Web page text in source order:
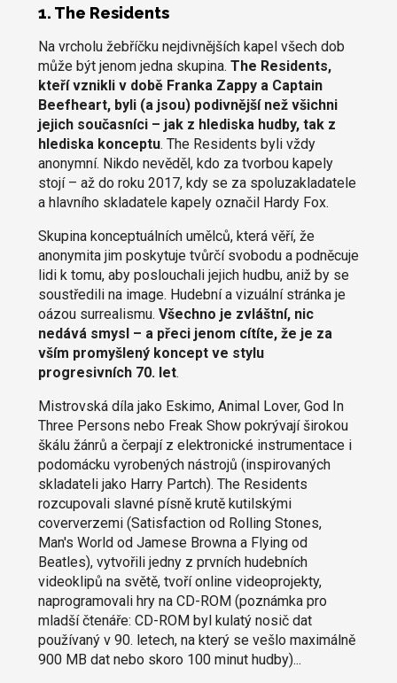
1. The Residents
Na vrcholu žebříčku nejdivnějších kapel všech dob
může být jenom jedna skupina. The Residents,
kteří vznikli v době Franka Zappy a Captain
Beefheart, byli (a jsou) podivnější než všichni
jejich současníci – jak z hlediska hudby, tak z
hlediska konceptu. The Residents byli vždy
anonymní. Nikdo nevěděl, kdo za tvorbou kapely
stojí – až do roku 2017, kdy se za spoluzakladatele
a hlavního skladatele kapely označil Hardy Fox.
Skupina konceptuálních umělců, která věří, že
anonymita jim poskytuje tvůrčí svobodu a podněcuje
lidi k tomu, aby poslouchali jejich hudbu, aniž by se
soustředili na image. Hudební a vizuální stránka je
oázou surrealismu. Všechno je zvláštní, nic
nedává smysl – a přeci jenom cítíte, že je za
vším promyšlený koncept ve stylu
progresivních 70. let.
Mistrovská díla jako Eskimo, Animal Lover, God In
Three Persons nebo Freak Show pokrývají širokou
škálu žánrů a čerpají z elektronické instrumentace i
podomácku vyrobených nástrojů (inspirovaných
skladateli jako Harry Partch). The Residents
rozcupovali slavné písně krutě kutilskými
coververzemi (Satisfaction od Rolling Stones,
Man's World od Jamese Browna a Flying od
Beatles), vytvořili jedny z prvních hudebních
videoklipů na světě, tvoří online videoprojekty,
naprogramovali hry na CD-ROM (poznámka pro
mladší čtenáře: CD-ROM byl kulatý nosič dat
používaný v 90. letech, na který se vešlo maximálně
900 MB dat nebo skoro 100 minut hudby)...